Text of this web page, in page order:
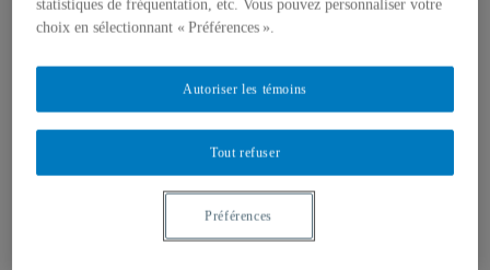
Partenaires
Personnel
Axes de recherche
1) Écocitoyenneté et justice
➜ Autochtonisation
Projets fondateurs et passés
Publications des membres
statistiques de fréquentation, etc. Vous pouvez personnaliser votre
choix en sélectionnant « Préférences ».
Tout refuser
Autoriser les témoins
Préférences